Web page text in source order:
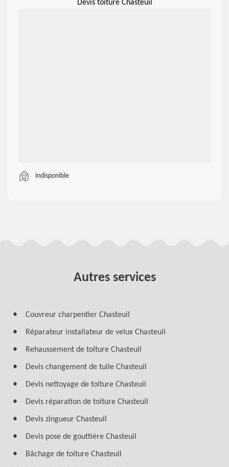
Devis toiture Chasteuil
indisponible
Autres services
Couvreur charpentier Chasteuil
Réparateur installateur de velux Chasteuil
Rehaussement de toiture Chasteuil
Devis changement de tuile Chasteuil
Devis nettoyage de toiture Chasteuil
Devis réparation de toiture Chasteuil
Devis zingueur Chasteuil
Devis pose de gouttière Chasteuil
Bâchage de toiture Chasteuil